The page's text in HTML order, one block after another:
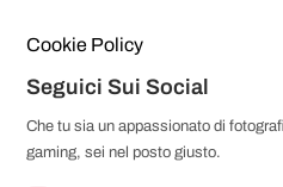
Cookie Policy
Seguici Sui Social
Che tu sia un appassionato di
gaming, sei nel posto giusto.